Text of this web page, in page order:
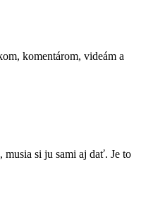
komentárom, videám a
si ju sami aj dať. Je to